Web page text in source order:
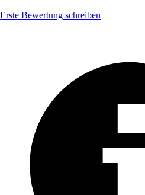
Erste Bewertung schreiben